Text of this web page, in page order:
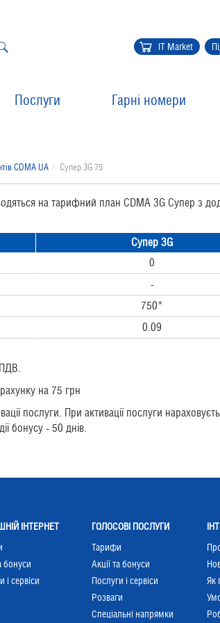
IT Market
Послуги Гарні номери
CDMA UA Супер 3G 75
на тарифний план CDMA 3G Супер з
Супер 3G
0
-
750*
0.09
на 75 грн
послуги. При активації послуги
бонусу - 50 днів.
ІНТЕРНЕТ
бонуси
і сервіси
ГОЛОСОВІ ПОСЛУГИ
Тарифи
Акції та бонуси
Послуги і сервіси
Розваги
Cпеціальні напрямки
Як